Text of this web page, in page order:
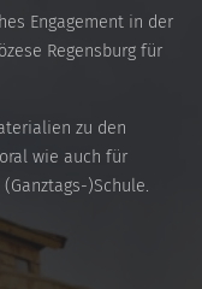
Engagement in der
Regensburg für
zu den
wie auch für
)Schule.